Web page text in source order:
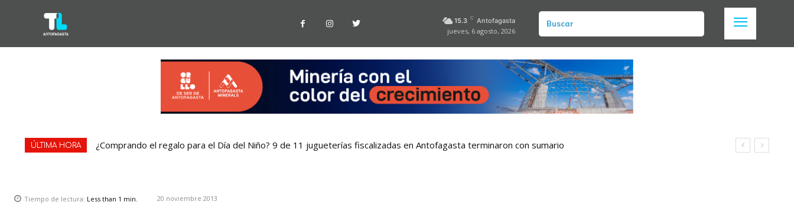
15.3 C Antofagasta
jueves, 6 agosto, 2026
Buscar
ÚLTIMA HORA ¿Comprando el regalo para el Día del Niño? 9 de 11 jugueterías fiscalizadas en Antofagasta terminaron con sumario
Tiempo de lectura: Less than 1 min. 20 noviembre 2013